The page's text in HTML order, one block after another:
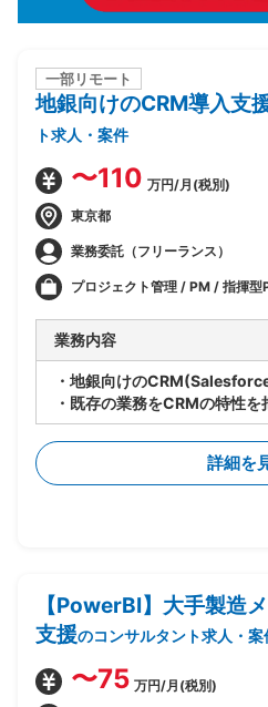
一部リモート
地銀向けのCRM導入支
ト求人・案件
〜110 万円/月(税別)
東京都
業務委託（フリーランス）
プロジェクト管理 / PM / 指揮
業務内容
・地銀向けの
・既存の業務をCRMの特性
定
・下記想定業務内容
-現状業務のヒアリング
-課題整理
詳細を
【PowerBI】大手製造
支援のコンサルタント求人・案
〜75 万円/月(税別)